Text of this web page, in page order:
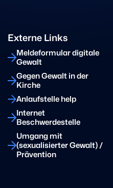
Externe Links
Meldeformular digitale
Gewalt
Gegen Gewalt in der
Kirche
Anlaufstelle help
Internet
Beschwerdestelle
Umgang mit
(sexualisierter Gewalt) /
Prävention